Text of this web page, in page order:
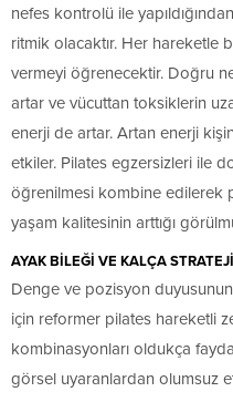
nefes kontrolü ile
ritmik olacaktır. Her hareketle
vermeyi öğrenecektir. Doğru
artar ve vücuttan toksiklerin
enerji de artar. Artan enerji
etkiler. Pilates egzersizleri ile
öğrenilmesi kombine edilerek
yaşam kalitesinin arttığı
AYAK BİLEĞİ VE KALÇA
Denge ve pozisyon
için reformer pilates hareketli
kombinasyonları oldukça
görsel uyaranlardan olumsuz